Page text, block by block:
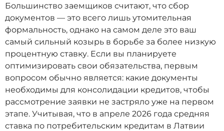
Большинство заемщиков считают, что сбор
документов — это всего лишь утомительная
формальность, однако на самом деле это ваш
самый сильный козырь в борьбе за более низкую
процентную ставку. Если вы планируете
оптимизировать свои обязательства, первым
вопросом обычно является: какие документы
необходимы для консолидации кредитов, чтобы
рассмотрение заявки не застряло уже на первом
этапе. Учитывая, что в апреле 2026 года средняя
ставка по потребительским кредитам в Латвии